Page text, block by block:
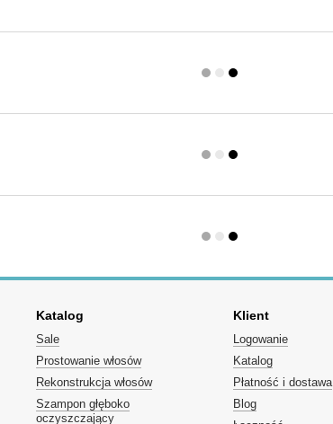
Katalog
Sale
Prostowanie włosów
Rekonstrukcja włosów
Szampon głęboko
oczyszczający
Klient
Logowanie
Katalog
Płatność i dostawa
Blog